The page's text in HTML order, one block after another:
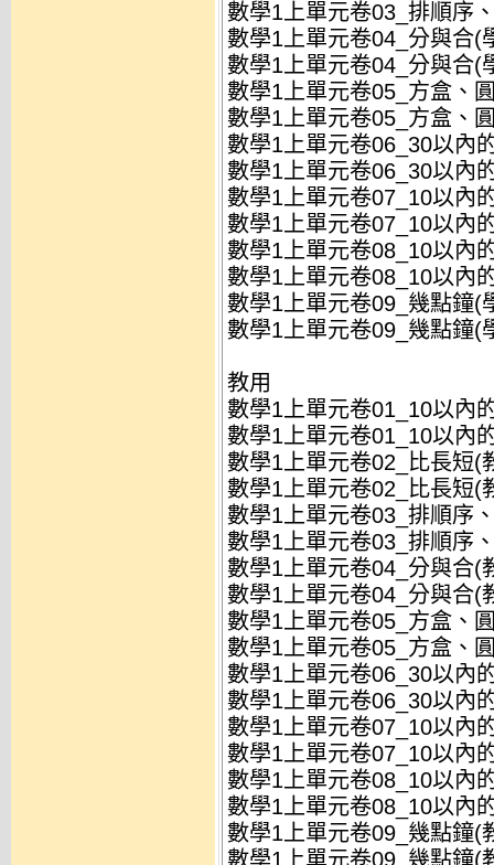
數學1上單元卷03_排順序
數學1上單元卷04_分與合(
數學1上單元卷04_分與合(
數學1上單元卷05_方盒、
數學1上單元卷05_方盒、
數學1上單元卷06_30以內
數學1上單元卷06_30以內
數學1上單元卷07_10以內
數學1上單元卷07_10以內
數學1上單元卷08_10以內
數學1上單元卷08_10以內
數學1上單元卷09_幾點鐘(
數學1上單元卷09_幾點鐘(
教用
數學1上單元卷01_10以內
數學1上單元卷01_10以內
數學1上單元卷02_比長短(
數學1上單元卷02_比長短(
數學1上單元卷03_排順序
數學1上單元卷03_排順序
數學1上單元卷04_分與合(
數學1上單元卷04_分與合(
數學1上單元卷05_方盒、
數學1上單元卷05_方盒、
數學1上單元卷06_30以內
數學1上單元卷06_30以內
數學1上單元卷07_10以內
數學1上單元卷07_10以內
數學1上單元卷08_10以內
數學1上單元卷08_10以內
數學1上單元卷09_幾點鐘(
數學1上單元卷09_幾點鐘(